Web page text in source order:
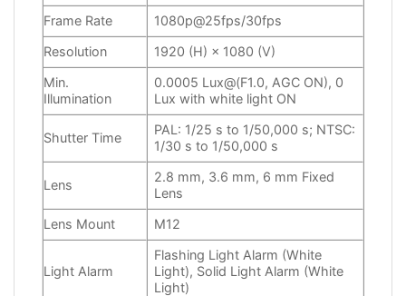
Frame Rate
1080p@25fps/30fps
Resolution
1920 (H) × 1080 (V)
Min.
Illumination
0.0005 Lux@(F1.0, AGC ON), 0
Lux with white light ON
Shutter Time
PAL: 1/25 s to 1/50,000 s; NTSC:
1/30 s to 1/50,000 s
Lens
2.8 mm, 3.6 mm, 6 mm Fixed
Lens
Lens Mount
M12
Light Alarm
Flashing Light Alarm (White
Light), Solid Light Alarm (White
Light)